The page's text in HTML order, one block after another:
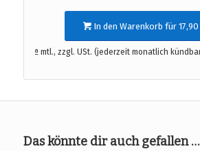
In den Warenkorb für
ª mtl., zzgl. USt. (jederzeit monatlich
Das könnte dir auch gefallen …